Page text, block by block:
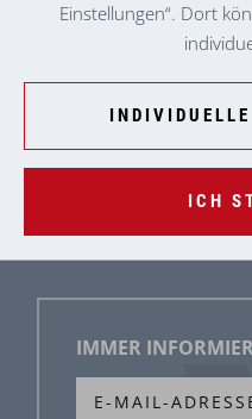
WOHNEN IM
BETREUTES
IMMER
Einstellungen“. Dort
ICH